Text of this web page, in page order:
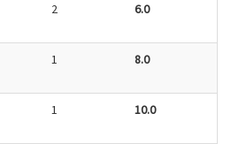
2 6.0
1 8.0
1 10.0